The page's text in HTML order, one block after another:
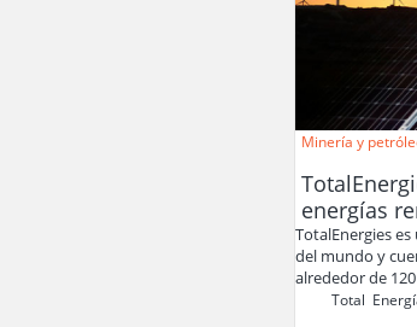
Minería y
energías
TotalEnergies
del mundo y
alrededor de
Total